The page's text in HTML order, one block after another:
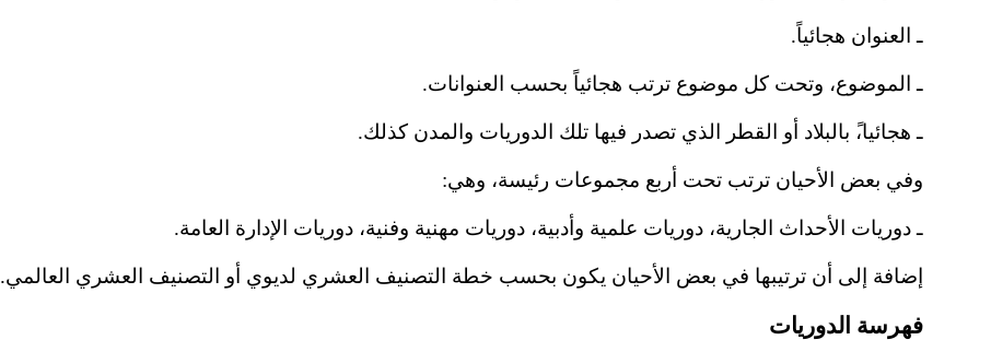
ـ العنوان هجائياً.
ـ الموضوع، وتحت كل موضوع ترتب هجائياً بحسب العنوانات.
ـ هجائيا،ً بالبلاد أو القطر الذي تصدر فيها تلك الدوريات والمدن كذلك.
وفي بعض الأحيان ترتب تحت أربع مجموعات رئيسة، وهي:
ـ دوريات الأحداث الجارية، دوريات علمية وأدبية، دوريات مهنية وفنية، دوريات الإدارة العامة.
إضافة إلى أن ترتيبها في بعض الأحيان يكون بحسب خطة التصنيف العشري لديوي أو التصنيف العشري العالمي.
فهرسة الدوريات